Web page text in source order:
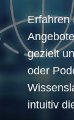
Erfahren
gezielt
oder
intuitiv